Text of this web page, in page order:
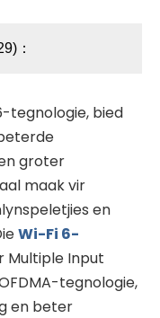
：
tegnologie, bied
groter
maak vir
en
Wi-Fi 6-
Multiple Input
tegnologie,
en beter